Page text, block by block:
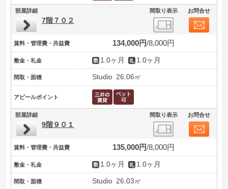
部屋詳細 間取り表示 お問合せ
7階７０２
賃料・管理費・共益費 134,000円 8,000円
敷金・礼金 1.0ヶ月 1.0ヶ月
間取・面積 Studio 26.06㎡
アピールポイント
部屋詳細 間取り表示 お問合せ
9階９０１
賃料・管理費・共益費 135,000円 8,000円
敷金・礼金 1.0ヶ月 1.0ヶ月
間取・面積 Studio 26.03㎡